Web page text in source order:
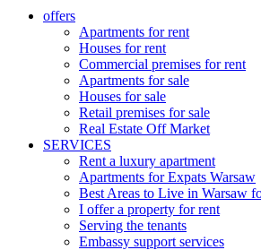
offers
Apartments for rent
Houses for rent
Commercial premises for rent
Apartments for sale
Houses for sale
Retail premises for sale
Real Estate Off Market
SERVICES
Rent a luxury apartment
Apartments for Expats Warsaw
Best Areas to Live in Warsaw
I offer a property for rent
Serving the tenants
Embassy support services